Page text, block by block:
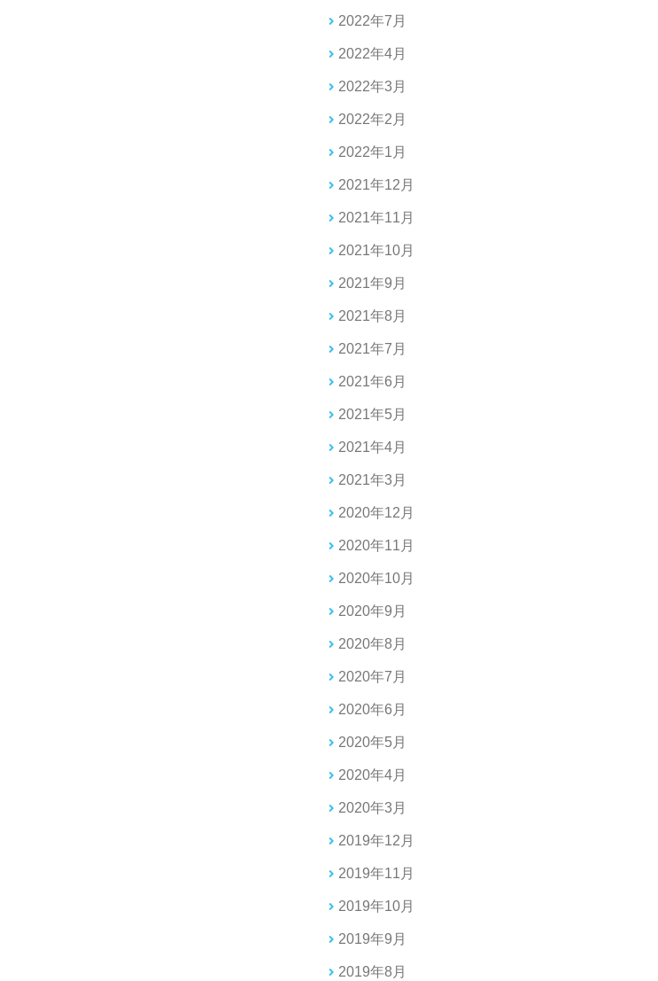
2022年7月
2022年4月
2022年3月
2022年2月
2022年1月
2021年12月
2021年11月
2021年10月
2021年9月
2021年8月
2021年7月
2021年6月
2021年5月
2021年4月
2021年3月
2020年12月
2020年11月
2020年10月
2020年9月
2020年8月
2020年7月
2020年6月
2020年5月
2020年4月
2020年3月
2019年12月
2019年11月
2019年10月
2019年9月
2019年8月